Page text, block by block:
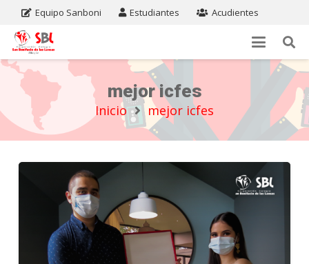
Equipo Sanboni Estudiantes Acudientes
mejor icfes
Inicio mejor icfes